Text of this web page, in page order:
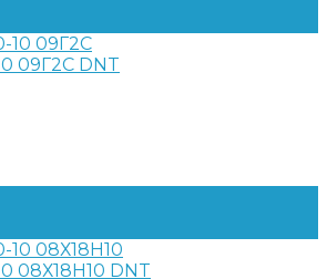
09Г2С DNT
08Х18Н10 DNT